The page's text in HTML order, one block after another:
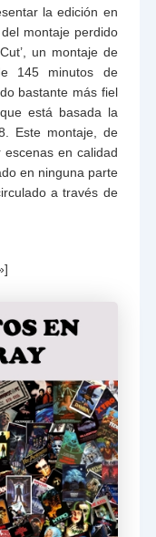
la edición en
montaje perdido
un montaje de
145 minutos de
bastante más fiel
está basada la
Este montaje, de
en calidad
en ninguna parte
a través de